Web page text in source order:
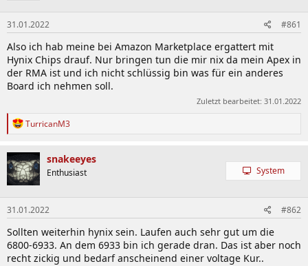
31.01.2022 #861
Also ich hab meine bei Amazon Marketplace ergattert mit
Hynix Chips drauf. Nur bringen tun die mir nix da mein Apex in
der RMA ist und ich nicht schlüssig bin was für ein anderes
Board ich nehmen soll.
Zuletzt bearbeitet: 31.01.2022
R
k
t
i
o
n
e
n
:
TurricanM3
snakeeyes
Enthusiast System
31.01.2022 #862
Sollten weiterhin hynix sein. Laufen auch sehr gut um die
6800-6933. An dem 6933 bin ich gerade dran. Das ist aber noch
recht zickig und bedarf anscheinend einer voltage Kur..